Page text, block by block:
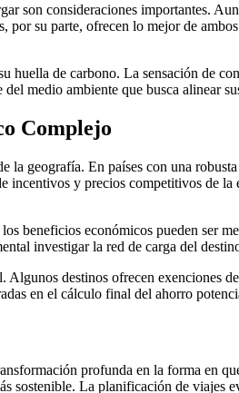
son consideraciones importantes.
su parte, ofrecen lo mejor de
de carbono. La sensación de
medio ambiente que busca alinear
Complejo
geografía. En países con una
y precios competitivos de
beneficios económicos pueden ser
investigar la red de carga del
destinos ofrecen exenciones
en el cálculo final del ahorro
profunda en la forma en
sostenible. La planificación de viajes